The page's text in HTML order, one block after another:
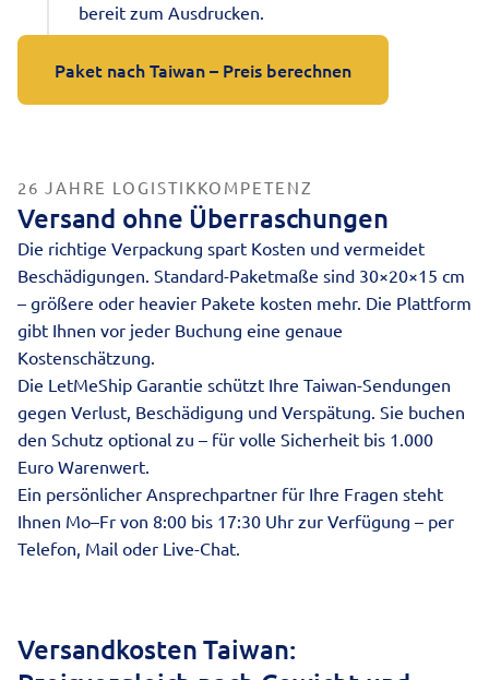
bereit zum Ausdrucken.
Paket nach Taiwan – Preis berechnen
26 JAHRE LOGISTIKKOMPETENZ
Versand ohne Überraschungen
Die richtige Verpackung spart Kosten und vermeidet
Beschädigungen. Standard-Paketmaße sind 30×20×15 cm
– größere oder heavier Pakete kosten mehr. Die Plattform
gibt Ihnen vor jeder Buchung eine genaue
Kostenschätzung.
Die LetMeShip Garantie schützt Ihre Taiwan-Sendungen
gegen Verlust, Beschädigung und Verspätung. Sie buchen
den Schutz optional zu – für volle Sicherheit bis 1.000
Euro Warenwert.
Ein persönlicher Ansprechpartner für Ihre Fragen steht
Ihnen Mo–Fr von 8:00 bis 17:30 Uhr zur Verfügung – per
Telefon, Mail oder Live-Chat.
Versandkosten Taiwan: